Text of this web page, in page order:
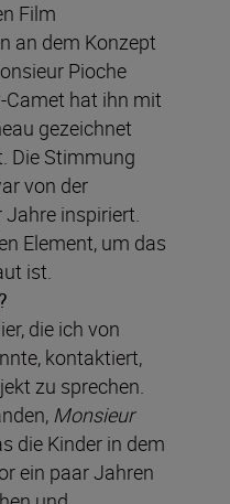
Film
an dem Konzept
Pioche
Camet hat ihn mit
gezeichnet
Die Stimmung
von der
Jahre inspiriert.
Element, um das
ist.
die ich von
kontaktiert,
zu sprechen.
Monsieur
die Kinder in dem
ein paar Jahren